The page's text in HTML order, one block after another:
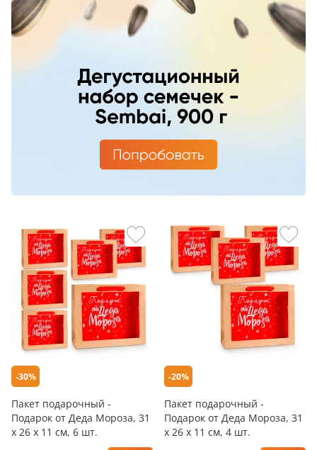
-30%
Пакет подарочный -
Подарок от Деда Мороза, 31
х 26 х 11 см, 6 шт.
-20%
Пакет подарочный -
Подарок от Деда Мороза, 31
х 26 х 11 см, 4 шт.